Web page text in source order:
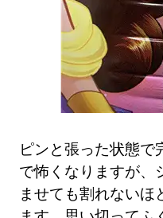
ピンと張った状態で
で怖くなりますが、
ませても割れないほ